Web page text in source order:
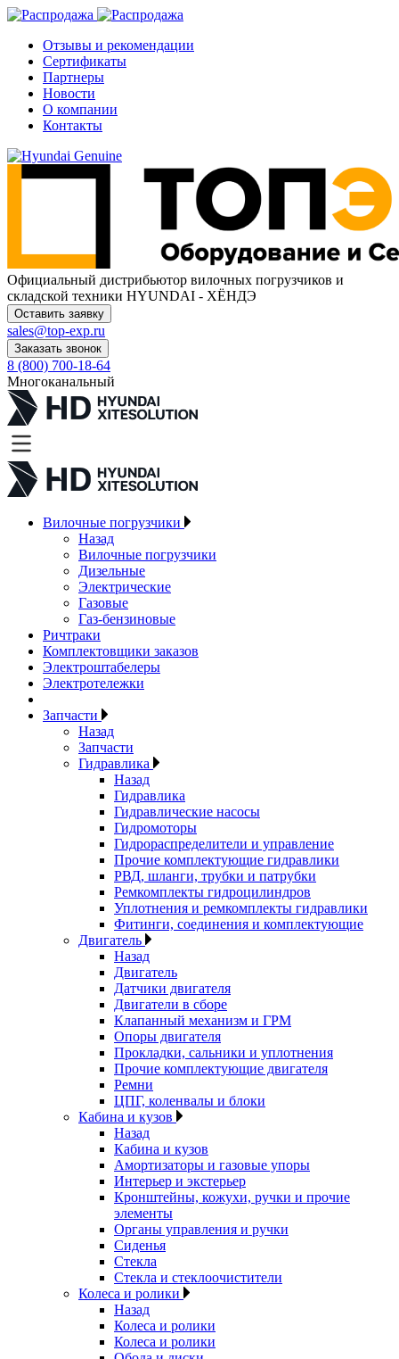
Отзывы и рекомендации
Сертификаты
Партнеры
Новости
О компании
Контакты
Официальный дистрибьютор вилочных погрузчиков и
складской техники HYUNDAI - ХЁНДЭ
Оставить заявку
sales@top-exp.ru
Заказать звонок
8 (800) 700-18-64
Многоканальный
Вилочные погрузчики
Назад
Вилочные погрузчики
Дизельные
Электрические
Газовые
Газ-бензиновые
Ричтраки
Комплектовщики заказов
Электроштабелеры
Электротележки
Запчасти
Назад
Запчасти
Гидравлика
Назад
Гидравлика
Гидравлические насосы
Гидромоторы
Гидрораспределители и управление
Прочие комплектующие гидравлики
РВД, шланги, трубки и патрубки
Ремкомплекты гидроцилиндров
Уплотнения и ремкомплекты гидравлики
Фитинги, соединения и комплектующие
Двигатель
Назад
Двигатель
Датчики двигателя
Двигатели в сборе
Клапанный механизм и ГРМ
Опоры двигателя
Прокладки, сальники и уплотнения
Прочие комплектующие двигателя
Ремни
ЦПГ, коленвалы и блоки
Кабина и кузов
Назад
Кабина и кузов
Амортизаторы и газовые упоры
Интерьер и экстерьер
Кронштейны, кожухи, ручки и прочие
элементы
Органы управления и ручки
Сиденья
Стекла
Стекла и стеклоочистители
Колеса и ролики
Назад
Колеса и ролики
Колеса и ролики